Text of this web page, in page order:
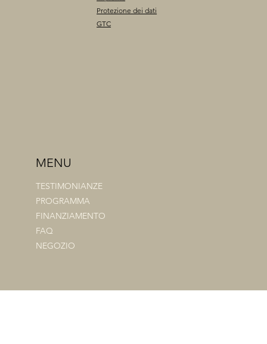
MENU
TESTIMONIANZE
PROGRAMMA
FINANZIAMENTO
FAQ
NEGOZIO
Protezione dei dati
GTC